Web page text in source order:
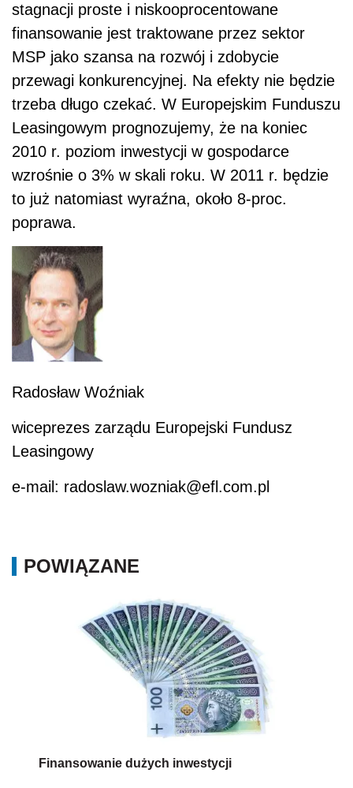
stagnacji proste i niskooprocentowane
finansowanie jest traktowane przez sektor
MSP jako szansa na rozwój i zdobycie
przewagi konkurencyjnej. Na efekty nie będzie
trzeba długo czekać. W Europejskim Funduszu
Leasingowym prognozujemy, że na koniec
2010 r. poziom inwestycji w gospodarce
wzrośnie o 3% w skali roku. W 2011 r. będzie
to już natomiast wyraźna, około 8-proc.
poprawa.
Radosław Woźniak
wiceprezes zarządu Europejski Fundusz
Leasingowy
e-mail: radoslaw.wozniak@efl.com.pl
POWIĄZANE
Finansowanie dużych inwestycji